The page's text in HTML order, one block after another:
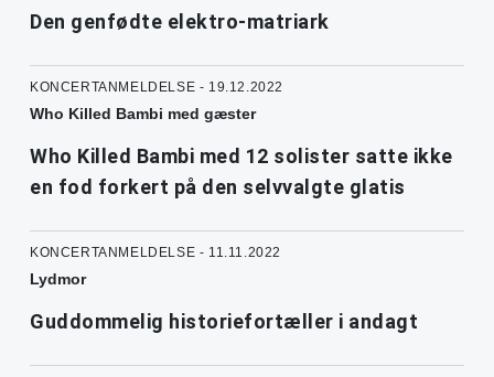
Den genfødte elektro-matriark
KONCERTANMELDELSE - 19.12.2022
Who Killed Bambi med gæster
Who Killed Bambi med 12 solister satte ikke
en fod forkert på den selvvalgte glatis
KONCERTANMELDELSE - 11.11.2022
Lydmor
Guddommelig historiefortæller i andagt